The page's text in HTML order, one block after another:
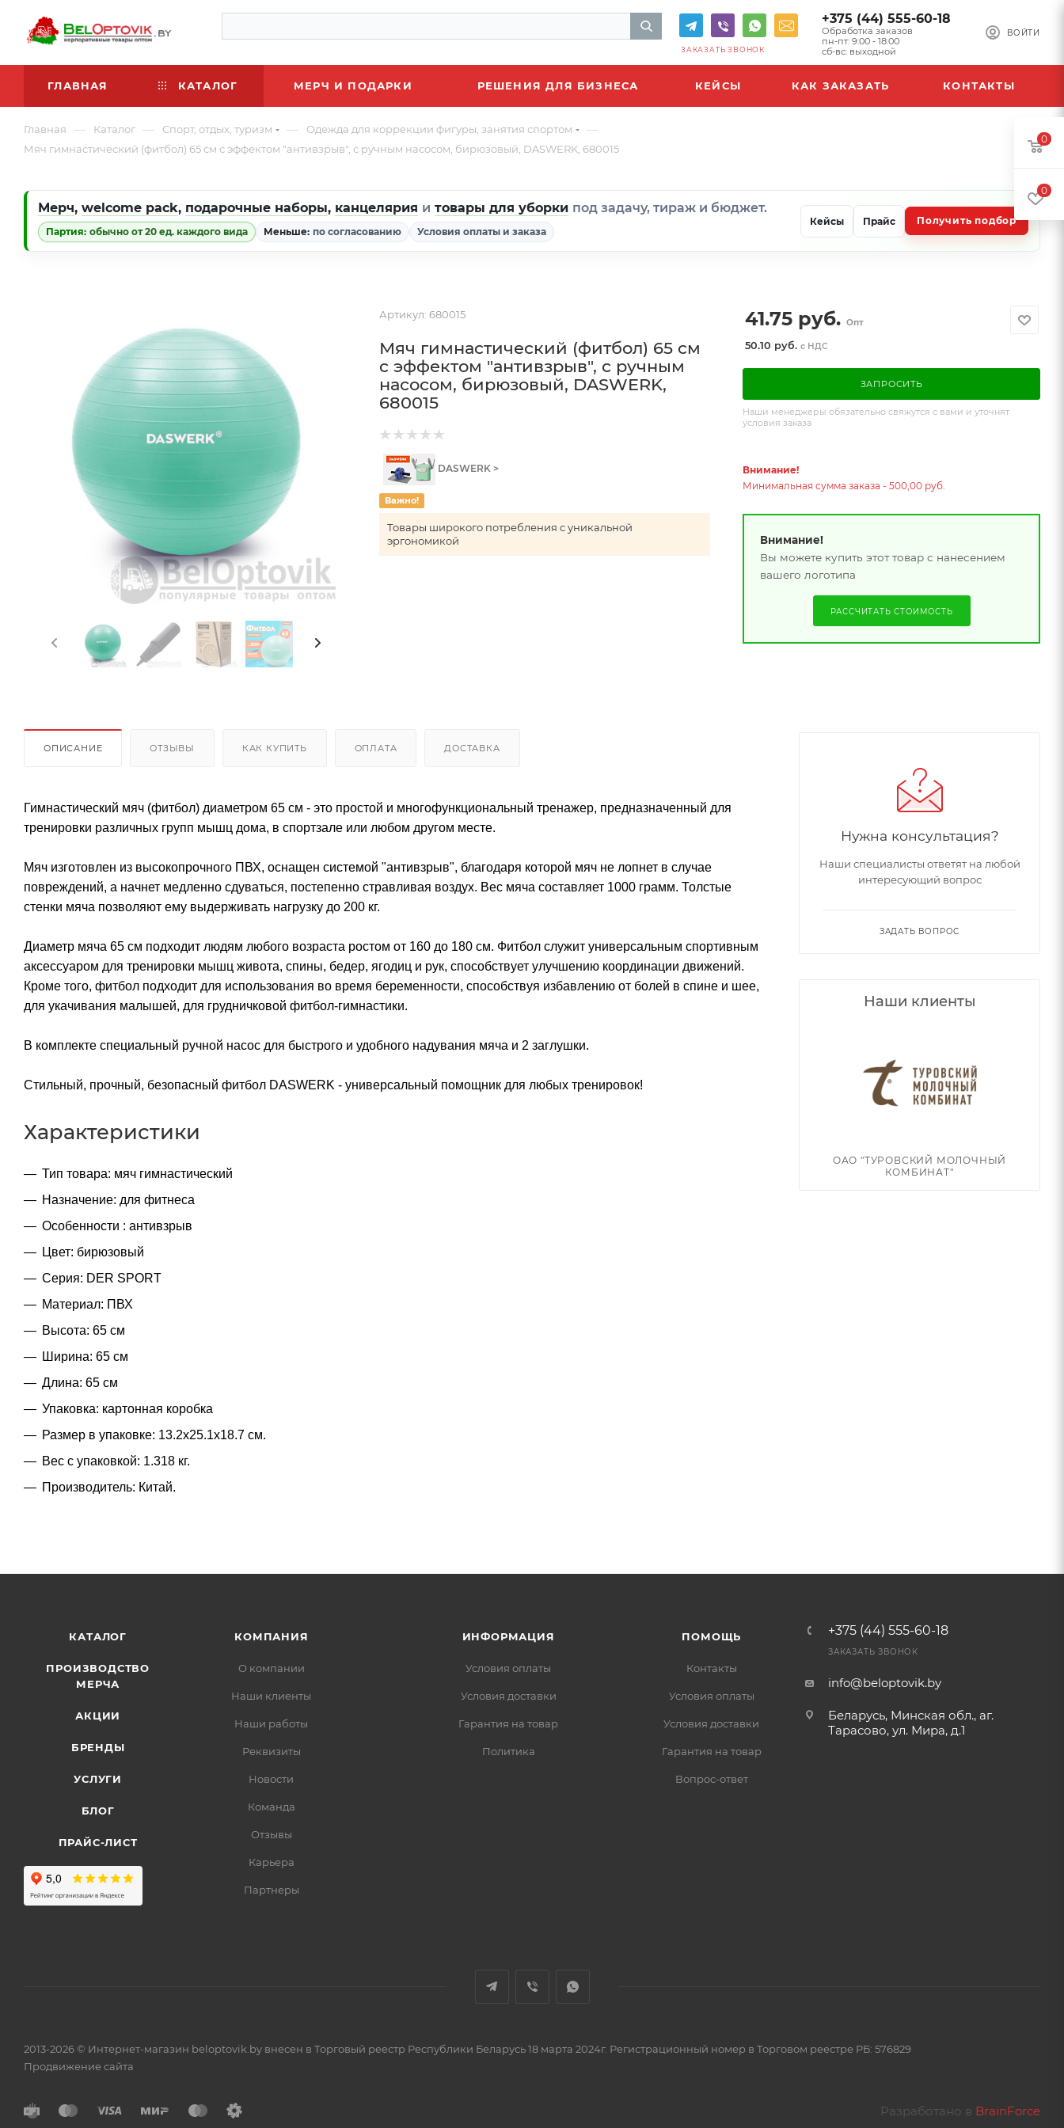
ВОЙТИ
+375 (44) 555-60-18
Обработка заказов
пн-пт: 9:00 - 18:00
сб-вс: выходной
ЗАКАЗАТЬ ЗВОНОК
ГЛАВНАЯ КАТАЛОГ МЕРЧ И ПОДАРКИ РЕШЕНИЯ ДЛЯ БИЗНЕСА КЕЙСЫ КАК ЗАКАЗАТЬ КОНТАКТЫ
Главная — Каталог — Спорт, отдых, туризм — Одежда для коррекции фигуры, занятия спортом —
Мяч гимнастический (фитбол) 65 см с эффектом "антивзрыв", с ручным насосом, бирюзовый, DASWERK, 680015
Мерч, welcome pack, подарочные наборы, канцелярия и товары для уборки под задачу, тираж и бюджет.
Партия: обычно от 20 ед. каждого вида Меньше: по согласованию Условия оплаты и заказа
Кейсы Прайс Получить подбор
Артикул: 680015
Мяч гимнастический (фитбол) 65 см
с эффектом "антивзрыв", с ручным
насосом, бирюзовый, DASWERK,
680015
DASWERK >
Важно!
Товары широкого потребления с уникальной
эргономикой
41.75 руб. Опт
50.10 руб.с НДС
ЗАПРОСИТЬ
Наши менеджеры обязательно свяжутся с вами и уточнят
условия заказа
Внимание!
Минимальная сумма заказа - 500,00 руб.
Внимание!
Вы можете купить этот товар с нанесением
вашего логотипа
РАССЧИТАТЬ СТОИМОСТЬ
ОПИСАНИЕ ОТЗЫВЫ КАК КУПИТЬ ОПЛАТА ДОСТАВКА
Гимнастический мяч (фитбол) диаметром 65 см - это простой и многофункциональный тренажер, предназначенный для
тренировки различных групп мышц дома, в спортзале или любом другом месте.
Мяч изготовлен из высокопрочного ПВХ, оснащен системой "антивзрыв", благодаря которой мяч не лопнет в случае
повреждений, а начнет медленно сдуваться, постепенно стравливая воздух. Вес мяча составляет 1000 грамм. Толстые
стенки мяча позволяют ему выдерживать нагрузку до 200 кг.
Диаметр мяча 65 см подходит людям любого возраста ростом от 160 до 180 см. Фитбол служит универсальным спортивным
аксессуаром для тренировки мышц живота, спины, бедер, ягодиц и рук, способствует улучшению координации движений.
Кроме того, фитбол подходит для использования во время беременности, способствуя избавлению от болей в спине и шее,
для укачивания малышей, для грудничковой фитбол-гимнастики.
В комплекте специальный ручной насос для быстрого и удобного надувания мяча и 2 заглушки.
Стильный, прочный, безопасный фитбол DASWERK - универсальный помощник для любых тренировок!
Характеристики
Тип товара: мяч гимнастический
Назначение: для фитнеса
Особенности : антивзрыв
Цвет: бирюзовый
Серия: DER SPORT
Материал: ПВХ
Высота: 65 см
Ширина: 65 см
Длина: 65 см
Упаковка: картонная коробка
Размер в упаковке: 13.2x25.1x18.7 см.
Вес с упаковкой: 1.318 кг.
Производитель: Китай.
Нужна консультация?
Наши специалисты ответят на любой
интересующий вопрос
ЗАДАТЬ ВОПРОС
Наши клиенты
ОАО "ТУРОВСКИЙ МОЛОЧНЫЙ
КОМБИНАТ"
КАТАЛОГ
ПРОИЗВОДСТВО
МЕРЧА
АКЦИИ
БРЕНДЫ
УСЛУГИ
БЛОГ
ПРАЙС-ЛИСТ
КОМПАНИЯ
О компании
Наши клиенты
Наши работы
Реквизиты
Новости
Команда
Отзывы
Карьера
Партнеры
ИНФОРМАЦИЯ
Условия оплаты
Условия доставки
Гарантия на товар
Политика
ПОМОЩЬ
Контакты
Условия оплаты
Условия доставки
Гарантия на товар
Вопрос-ответ
+375 (44) 555-60-18
ЗАКАЗАТЬ ЗВОНОК
info@beloptovik.by
Беларусь, Минская обл., аг.
Тарасово, ул. Мира, д.1
2013-2026 © Интернет-магазин beloptovik.by внесен в Торговый реестр Республики Беларусь 18 марта 2024г. Регистрационный номер в Торговом реестре РБ: 576829
Продвижение сайта
Разработано в BrainForce
0
0